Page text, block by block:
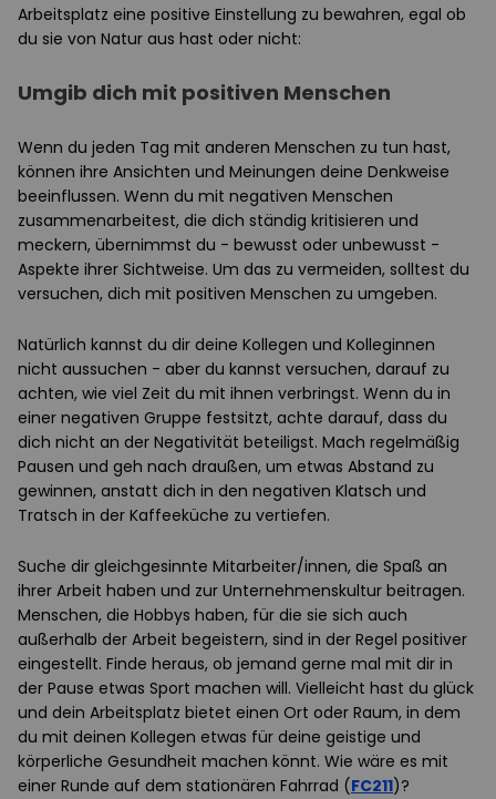
Arbeitsplatz eine positive Einstellung zu bewahren, egal ob
du sie von Natur aus hast oder nicht:
Umgib dich mit positiven Menschen
Wenn du jeden Tag mit anderen Menschen zu tun hast,
können ihre Ansichten und Meinungen deine Denkweise
beeinflussen. Wenn du mit negativen Menschen
zusammenarbeitest, die dich ständig kritisieren und
meckern, übernimmst du - bewusst oder unbewusst -
Aspekte ihrer Sichtweise. Um das zu vermeiden, solltest du
versuchen, dich mit positiven Menschen zu umgeben.
Natürlich kannst du dir deine Kollegen und Kolleginnen
nicht aussuchen - aber du kannst versuchen, darauf zu
achten, wie viel Zeit du mit ihnen verbringst. Wenn du in
einer negativen Gruppe festsitzt, achte darauf, dass du
dich nicht an der Negativität beteiligst. Mach regelmäßig
Pausen und geh nach draußen, um etwas Abstand zu
gewinnen, anstatt dich in den negativen Klatsch und
Tratsch in der Kaffeeküche zu vertiefen.
Suche dir gleichgesinnte Mitarbeiter/innen, die Spaß an
ihrer Arbeit haben und zur Unternehmenskultur beitragen.
Menschen, die Hobbys haben, für die sie sich auch
außerhalb der Arbeit begeistern, sind in der Regel positiver
eingestellt. Finde heraus, ob jemand gerne mal mit dir in
der Pause etwas Sport machen will. Vielleicht hast du glück
und dein Arbeitsplatz bietet einen Ort oder Raum, in dem
du mit deinen Kollegen etwas für deine geistige und
körperliche Gesundheit machen könnt. Wie wäre es mit
einer Runde auf dem stationären Fahrrad (FC211)?